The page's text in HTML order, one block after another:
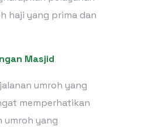
haji yang prima dan
Masjid
umroh yang
memperhatikan
umroh yang